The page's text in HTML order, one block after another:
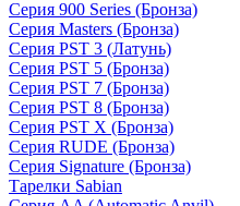
Серия 900 Series (Бронза)
Серия Masters (Бронза)
Серия PST 3 (Латунь)
Серия PST 5 (Бронза)
Серия PST 7 (Бронза)
Серия PST 8 (Бронза)
Серия PST X (Бронза)
Серия RUDE (Бронза)
Серия Signature (Бронза)
Тарелки Sabian